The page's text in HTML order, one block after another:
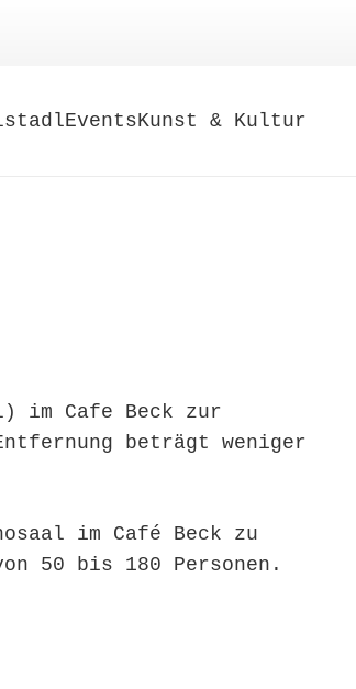
EventsKunst & Kultur
im Cafe Beck zur
beträgt weniger
im Café Beck zu
50 bis 180 Personen.